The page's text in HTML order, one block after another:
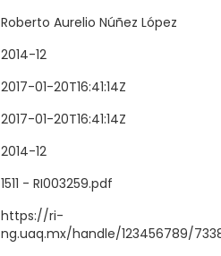
Roberto Aurelio Núñez López
2014-12
2017-01-20T16:41:14Z
2017-01-20T16:41:14Z
2014-12
1511 - RI003259.pdf
https://ri-
ng.uaq.mx/handle/123456789/